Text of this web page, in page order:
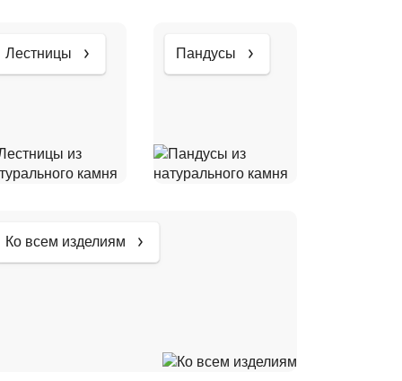
Лестницы Пандусы
Ко всем изделиям